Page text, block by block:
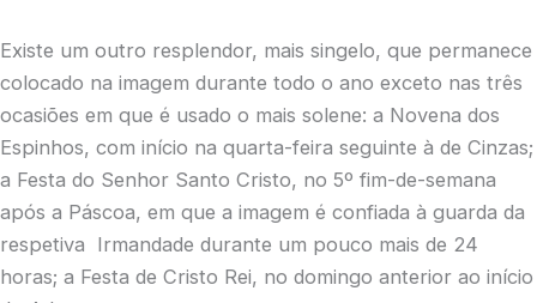
Existe um outro resplendor, mais singelo, que permanece
colocado na imagem durante todo o ano exceto nas três
ocasiões em que é usado o mais solene: a Novena dos
Espinhos, com início na quarta-feira seguinte à de Cinzas;
a Festa do Senhor Santo Cristo, no 5º fim-de-semana
após a Páscoa, em que a imagem é confiada à guarda da
respetiva Irmandade durante um pouco mais de 24
horas; a Festa de Cristo Rei, no domingo anterior ao início